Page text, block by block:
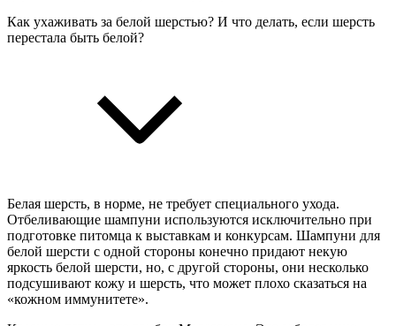
Как ухаживать за белой шерстью? И что делать, если шерсть
перестала быть белой?
Белая шерсть, в норме, не требует специального ухода.
Отбеливающие шампуни используются исключительно при
подготовке питомца к выставкам и конкурсам. Шампуни для
белой шерсти с одной стороны конечно придают некую
яркость белой шерсти, но, с другой стороны, они несколько
подсушивают кожу и шерсть, что может плохо сказаться на
«кожном иммунитете».